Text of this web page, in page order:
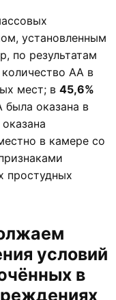
установленным
по результатам
количество АА в
мест; в 45,6%
оказана в
в камере со
простудных
условий
в